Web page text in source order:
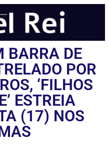
BARRA DE
POR
‘FILHOS
ESTREIA
(17) NOS